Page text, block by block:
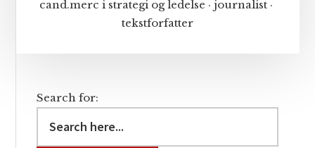
cand.merc i strategi og ledelse · journalist ·
tekstforfatter
Search for: